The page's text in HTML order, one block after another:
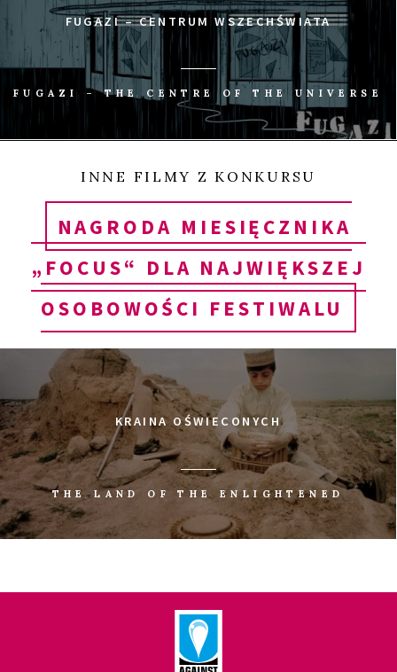
FUGAZI – CENTRUM WSZECHŚWIATA
FUGAZI – THE CENTRE OF THE UNIVERSE
INNE FILMY Z KONKURSU
NAGRODA MIESIĘCZNIKA
„FOCUS“ DLA NAJWIĘKSZEJ
OSOBOWOŚCI FESTIWALU
KRAINA OŚWIECONYCH
THE LAND OF THE ENLIGHTENED